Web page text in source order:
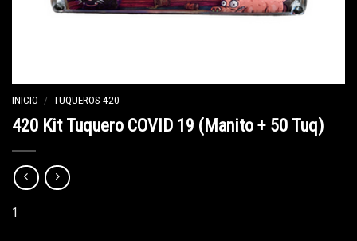
INICIO / TUQUEROS 420
420 Kit Tuquero COVID 19 (Manito + 50 Tuq)
1